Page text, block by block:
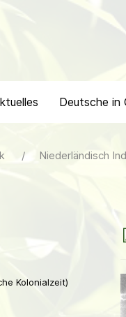
Deutsche in
Niederländisch
Kolonialzeit)